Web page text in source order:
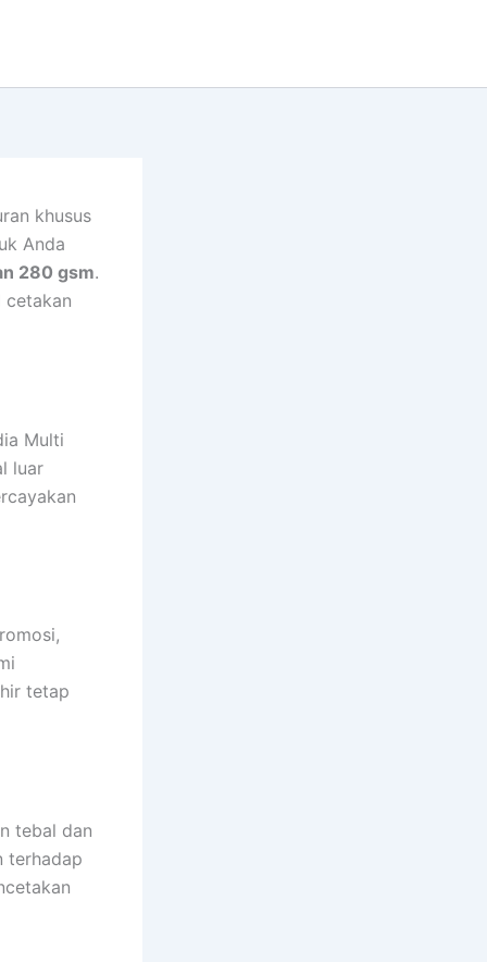
khusus
Anda
280 gsm.
cetakan
Multi
luar
tetap
tebal dan
terhadap